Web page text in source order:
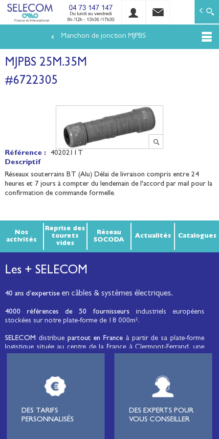
au
contenu
SELECOM
Matériels de réseaux électriques basse tension et
Manchon de jonction MJPBS
MJPBS 25M.35M
#6722305
Référence :
4020211T
Descriptif
Réseaux souterrains BT (Alu) Délai de livraison compris entre 24
heures et 7 jours à compter du lendemain de l'accord par mail pour la
confirmation de commande formelle.
Nos
activités
Reprise des
tourets
vides
Réseau
SOCODA
Actualités Catalogues
Les + SELECOM
40 ans d’expertise en câbles & systèmes électriques.
4000 références de 50 fournisseurs industriels européens
stockées sur notre plate-forme de 18 000m².
SELECOM distribue partout en France à partir de sa plate-forme
logistique située au centre de la France à Clermont-Ferrand, une
, de matériel
d’éclairage public et d'éco-mobilité destinée aux professionnels de
Lignard, monteur de réseaux électriques, installateur électrique,
tableautier, collectivité, municipalité, exploitation agricole,
DES TARIFS
PERSONNALISÉS
DES EXPERTS POUR
VOUS CONSEILLER